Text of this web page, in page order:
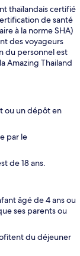
thaïlandais certifié
de santé
à la norme SHA)
des voyageurs
du personnel est
Amazing Thailand
ou un dépôt en
par le
de 18 ans.
âgé de 4 ans ou
ses parents ou
du déjeuner